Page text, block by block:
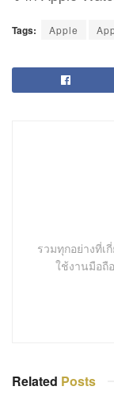
Tags: Apple
รวมทุกอย่างที่เ
ใช้งานมือถื
Related Posts